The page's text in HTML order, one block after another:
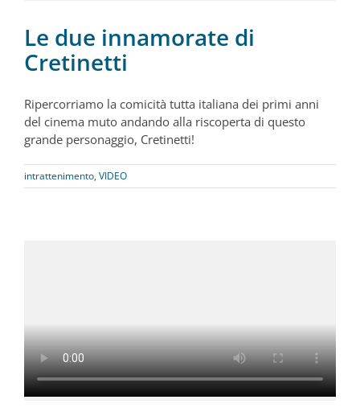
Le due innamorate di
Cretinetti
Ripercorriamo la comicità tutta italiana dei primi anni
del cinema muto andando alla riscoperta di questo
grande personaggio, Cretinetti!
intrattenimento, VIDEO